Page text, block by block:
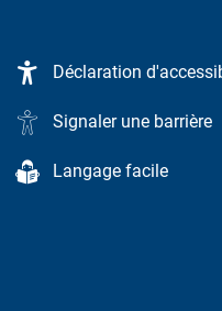
Déclaration
Signaler une barrière
Langage facile